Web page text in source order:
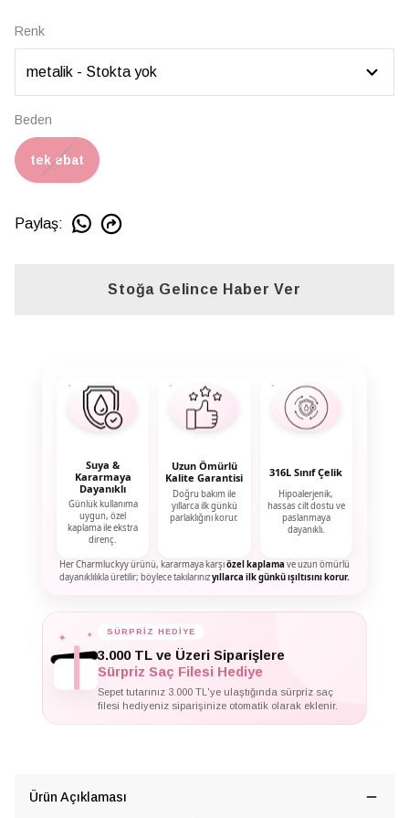
Renk
Beden
tek ebat
Paylaş:
Stoğa Gelince Haber Ver
Suya &
Kararmaya
Dayanıklı
Günlük kullanıma
uygun, özel
kaplama ile ekstra
direnç.
Uzun Ömürlü
Kalite Garantisi
Doğru bakım ile
yıllarca ilk günkü
parlaklığını korur.
316L Sınıf Çelik
Hipoalerjenik,
hassas cilt dostu ve
paslanmaya
dayanıklı.
Her Charmluckyy ürünü, kararmaya karşıözel kaplama ve uzun ömürlü
dayanıklılıkla üretilir; böylece takılarınızyıllarca ilk günkü ışıltısını korur.
✦ SÜRPRİZ HEDİYE
3.000 TL ve Üzeri Siparişlere
Sürpriz Saç Filesi Hediye
Sepet tutarınız 3.000 TL'ye ulaştığında sürpriz saç
filesi hediyeniz siparişinize otomatik olarak eklenir.
Ürün Açıklaması